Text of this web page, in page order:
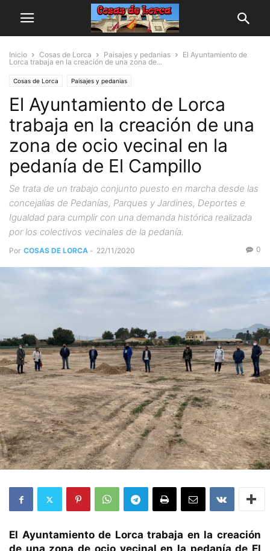
Inicio Cosas de Lorca Paisajes y pedanias
El Ayuntamiento de
Lorca trabaja en la creación de una zona de...
Cosas de Lorca Paisajes y pedanias
El Ayuntamiento de Lorca
trabaja en la creación de una
zona de ocio vecinal en la
pedanía de El Campillo
Se trata de un trabajo conjunto puesto en marcha desde las
concejalías de Pedanías, Parques y Jardines, Deportes e
Igualdad para cumplir con una demanda histórica realizada
por los colectivos vecinales de la pedanía.
Por COSAS DE LORCA - 22/11/2020 0
El Ayuntamiento de Lorca trabaja en la creación
de una zona de ocio vecinal en la pedanía de El